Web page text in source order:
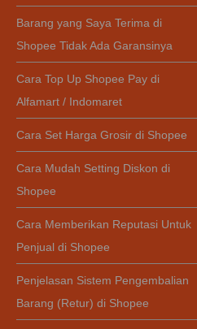
Barang yang Saya Terima di
Shopee Tidak Ada Garansinya
Cara Top Up Shopee Pay di
Alfamart / Indomaret
Cara Set Harga Grosir di Shopee
Cara Mudah Setting Diskon di
Shopee
Cara Memberikan Reputasi Untuk
Penjual di Shopee
Penjelasan Sistem Pengembalian
Barang (Retur) di Shopee